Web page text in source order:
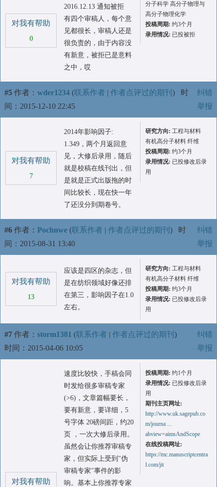
对我有帮助
0
2016.12.13 通知被拒
有四个审稿人，每个意
见都很长，审稿人还是
很负责的，由于内容没
有新意，被拒已是意料
之中，哎
分子科学 高分子物理与
高分子物理化学
投稿周期: 约3个月
录用情况: 已投被拒
#5 作者： wder1234 (联系作者 | 作者点评过的期刊 ) 时
间：2015-12-10 22:45
纠错
举报
对我有帮助
7
2014年影响因子:
1.349，两个月返回意
见，大修后录用，随后
就是校稿在线刊出，但
是就是正式出版拖的时
间比较长，现在快一年
了还没分到期卷号。
研究方向: 工程与材料
有机高分子材料 纤维
投稿周期: 约3个月
录用情况: 已投修改后录
用
#6 作者： Pochnwe (联系作者 | 作者点评过的期刊 ) 时
间：2015-08-31 13:40
纠错
举报
对我有帮助
13
应该是四区的杂志，但
是在纺织领域好像还排
在第三，影响因子在1.0
左右。
研究方向: 工程与材料
有机高分子材料 纤维
投稿周期: 约3个月
录用情况: 已投修改后录
用
#7 作者： storm1381 (联系作者 | 作者点评过的期刊 )
时间：2015-04-06 10:05
纠错
举报
对我有帮助
速度比较快，手稿会同
时发给很多审稿专家
(>6)，文章篇幅要长，
要有新意，要详细，5
号字体 20磅间距，约20
页 ，一次大修后录用。
虽然会让你推荐审稿专
家，但实际上受到"伪
审稿专家"事件的影
响。基本上你推荐专家
投稿周期: 约1个月
录用情况: 已投修改后录
用
期刊主页网址:
http://www.uk.sagepub.co
m/journa ...
abview=aimsAndScope
在线投稿网址:
https://mc.manuscriptcentra
l.com/jit